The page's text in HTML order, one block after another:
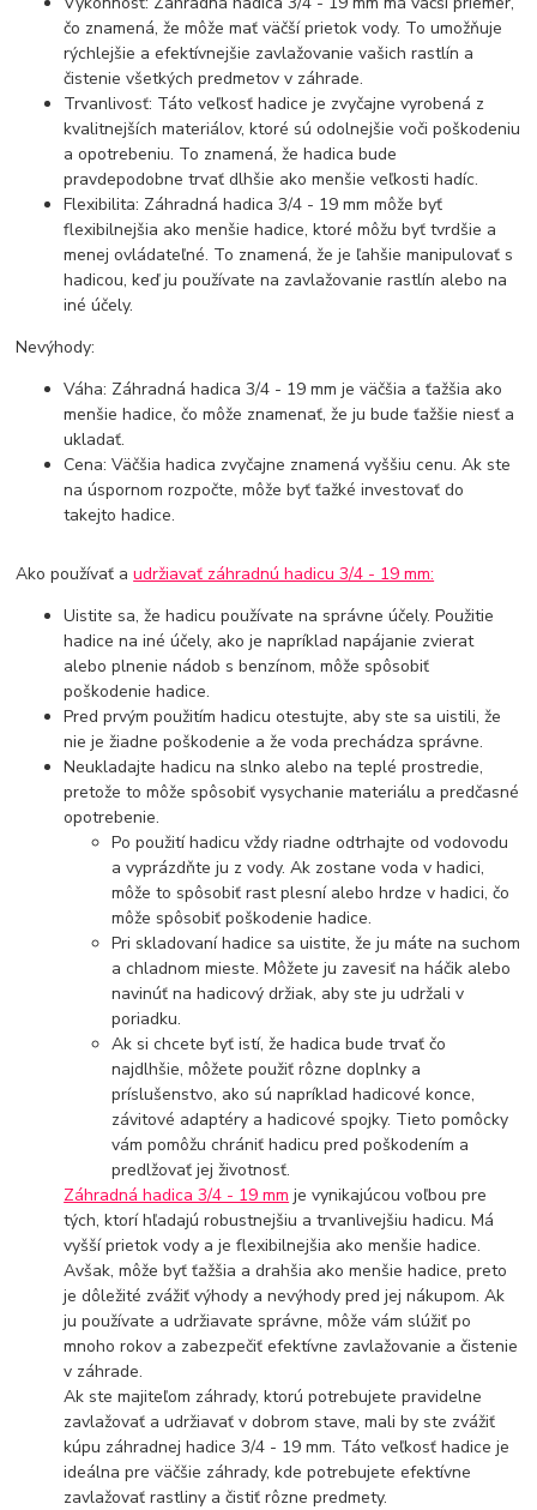
čo znamená, že môže mať väčší prietok vody. To umožňuje
rýchlejšie a efektívnejšie zavlažovanie vašich rastlín a
čistenie všetkých predmetov v záhrade.
Trvanlivosť: Táto veľkosť hadice je zvyčajne vyrobená z
kvalitnejších materiálov, ktoré sú odolnejšie voči poškodeniu
a opotrebeniu. To znamená, že hadica bude
pravdepodobne trvať dlhšie ako menšie veľkosti hadíc.
Flexibilita: Záhradná hadica 3/4 - 19 mm môže byť
flexibilnejšia ako menšie hadice, ktoré môžu byť tvrdšie a
menej ovládateľné. To znamená, že je ľahšie manipulovať s
hadicou, keď ju používate na zavlažovanie rastlín alebo na
iné účely.
Nevýhody:
Váha: Záhradná hadica 3/4 - 19 mm je väčšia a ťažšia ako
menšie hadice, čo môže znamenať, že ju bude ťažšie niesť a
ukladať.
Cena: Väčšia hadica zvyčajne znamená vyššiu cenu. Ak ste
na úspornom rozpočte, môže byť ťažké investovať do
takejto hadice.
Ako používať audržiavať záhradnú hadicu 3/4 - 19 mm:
Uistite sa, že hadicu používate na správne účely. Použitie
hadice na iné účely, ako je napríklad napájanie zvierat
alebo plnenie nádob s benzínom, môže spôsobiť
poškodenie hadice.
Pred prvým použitím hadicu otestujte, aby ste sa uistili, že
nie je žiadne poškodenie a že voda prechádza správne.
Neukladajte hadicu na slnko alebo na teplé prostredie,
pretože to môže spôsobiť vysychanie materiálu a predčasné
opotrebenie.
Po použití hadicu vždy riadne odtrhajte od vodovodu
a vyprázdňte ju z vody. Ak zostane voda v hadici,
môže to spôsobiť rast plesní alebo hrdze v hadici, čo
môže spôsobiť poškodenie hadice.
Pri skladovaní hadice sa uistite, že ju máte na suchom
a chladnom mieste. Môžete ju zavesiť na háčik alebo
navinúť na hadicový držiak, aby ste ju udržali v
poriadku.
Ak si chcete byť istí, že hadica bude trvať čo
najdlhšie, môžete použiť rôzne doplnky a
príslušenstvo, ako sú napríklad hadicové konce,
závitové adaptéry a hadicové spojky. Tieto pomôcky
vám pomôžu chrániť hadicu pred poškodením a
predlžovať jej životnosť.
Záhradná hadica 3/4 - 19 mm je vynikajúcou voľbou pre
tých, ktorí hľadajú robustnejšiu a trvanlivejšiu hadicu. Má
vyšší prietok vody a je flexibilnejšia ako menšie hadice.
Avšak, môže byť ťažšia a drahšia ako menšie hadice, preto
je dôležité zvážiť výhody a nevýhody pred jej nákupom. Ak
ju používate a udržiavate správne, môže vám slúžiť po
mnoho rokov a zabezpečiť efektívne zavlažovanie a čistenie
v záhrade.
Ak ste majiteľom záhrady, ktorú potrebujete pravidelne
zavlažovať a udržiavať v dobrom stave, mali by ste zvážiť
kúpu záhradnej hadice 3/4 - 19 mm. Táto veľkosť hadice je
ideálna pre väčšie záhrady, kde potrebujete efektívne
zavlažovať rastliny a čistiť rôzne predmety.